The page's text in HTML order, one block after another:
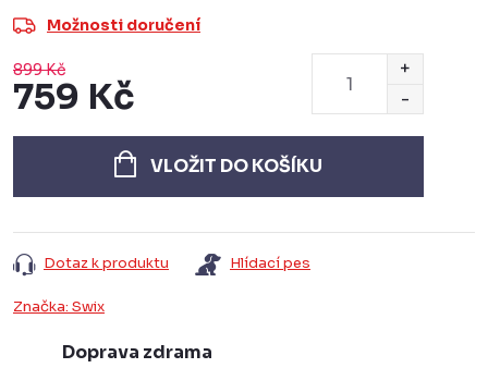
Možnosti doručení
899 Kč
759 Kč
cena:
VLOŽIT DO KOŠÍKU
Dotaz k produktu Hlídací pes
Značka: Swix
Doprava zdrama